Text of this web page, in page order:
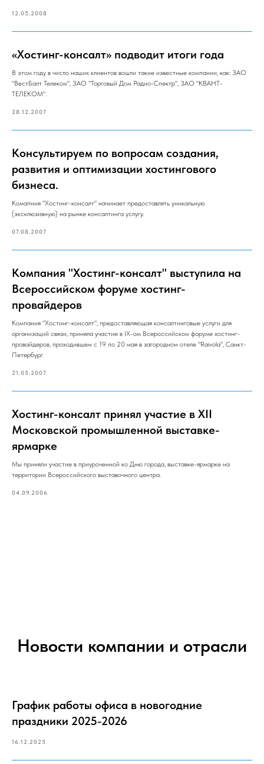
12.05.2008
«Хостинг-консалт» подводит итоги года
В этом году в число наших клиентов вошли такие известные компании, как: ЗАО
"ВестБалт Телеком", ЗАО "Торговый Дом Радио-Спектр", ЗАО "КВАНТ-
ТЕЛЕКОМ".
28.12.2007
Консультируем по вопросам создания,
развития и оптимизации хостингового
бизнеса.
Комапния "Хостинг-консалт" начинает предоставлять уникальную
(эксклюзивную) на рынке консалтинга услугу.
07.08.2007
Компания "Хостинг-консалт" выступила на
Всероссийском форуме хостинг-
провайдеров
Компания "Хостинг-консалт", предоставляющая консалтинговые услуги для
организаций связи, приняла участие в IX-ом Всероссийском форуме хостинг-
провайдеров, проходившем с 19 по 20 мая в загородном отеле "Raivola", Санкт-
Петербург.
21.05.2007
Хостинг-консалт принял участие в XII
Московской промышленной выставке-
ярмарке
Мы приняли участие в приуроченной ко Дню города, выставке-ярмарке на
территории Всероссийского выставочного центра.
04.09.2006
Новости компании и отрасли
График работы офиса в новогодние
праздники 2025-2026
16.12.2025